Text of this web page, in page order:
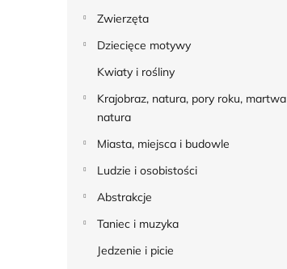
Zwierzęta
Dziecięce motywy
Kwiaty i rośliny
Krajobraz, natura, pory roku, martwa
natura
Miasta, miejsca i budowle
Ludzie i osobistości
Abstrakcje
Taniec i muzyka
Jedzenie i picie